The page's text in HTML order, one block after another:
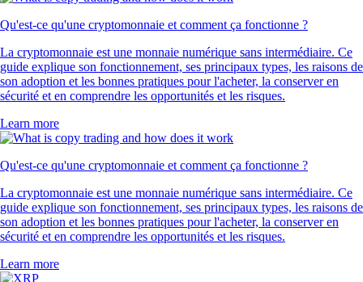
Qu'est-ce qu'une cryptomonnaie et comment ça fonctionne ?
La cryptomonnaie est une monnaie numérique sans intermédiaire. Ce
guide explique son fonctionnement, ses principaux types, les raisons de
son adoption et les bonnes pratiques pour l'acheter, la conserver en
sécurité et en comprendre les opportunités et les risques.
Learn more
Qu'est-ce qu'une cryptomonnaie et comment ça fonctionne ?
La cryptomonnaie est une monnaie numérique sans intermédiaire. Ce
guide explique son fonctionnement, ses principaux types, les raisons de
son adoption et les bonnes pratiques pour l'acheter, la conserver en
sécurité et en comprendre les opportunités et les risques.
Learn more